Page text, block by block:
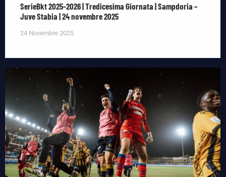
SerieBkt 2025-2026 | Tredicesima Giornata | Sampdoria –
Juve Stabia | 24 novembre 2025
24 Novembre 2025